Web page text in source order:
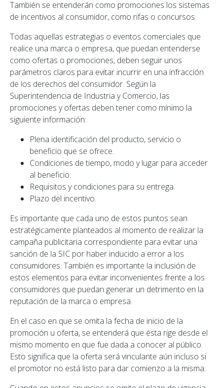
También se entenderán como promociones los sistemas
de incentivos al consumidor, como rifas o concursos.
Todas aquellas estrategias o eventos comerciales que
realice una marca o empresa, que puedan entenderse
como ofertas o promociones, deben seguir unos
parámetros claros para evitar incurrir en una infracción
de los derechos del consumidor. Según la
Superintendencia de Industria y Comercio, las
promociones y ofertas deben tener como mínimo la
siguiente información:
Plena identificación del producto, servicio o
beneficio que se ofrece.
Condiciones de tiempo, modo y lugar para acceder
al beneficio.
Requisitos y condiciones para su entrega.
Plazo del incentivo.
Es importante que cada uno de estos puntos sean
estratégicamente planteados al momento de realizar la
campaña publicitaria correspondiente para evitar una
sanción de la SIC por haber inducido a error a los
consumidores. También es importante la inclusión de
estos elementos para evitar inconvenientes frente a los
consumidores que puedan generar un detrimento en la
reputación de la marca o empresa.
En el caso en que se omita la fecha de inicio de la
promoción u oferta, se entenderá que ésta rige desde el
mismo momento en que fue dada a conocer al público.
Esto significa que la oferta será vinculante aún incluso si
el promotor no está listo para dar comienzo a la misma.